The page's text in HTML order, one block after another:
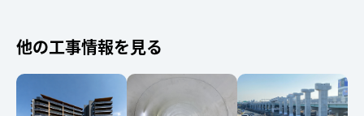
他の工事情報を見る